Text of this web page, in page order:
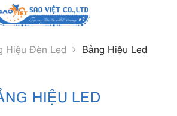
Hiệu Đèn Led Bảng Hiệu Led
HIỆU LED